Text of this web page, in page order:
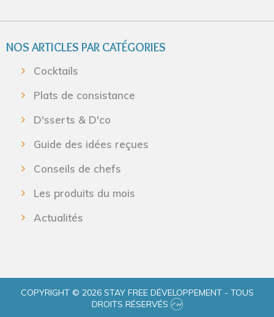
NOS ARTICLES PAR CATÉGORIES
Cocktails
Plats de consistance
D'sserts & D'co
Guide des idées reçues
Conseils de chefs
Les produits du mois
Actualités
COPYRIGHT © 2026 STAY FREE DÉVELOPPEMENT - TOUS
DROITS RÉSERVÉS